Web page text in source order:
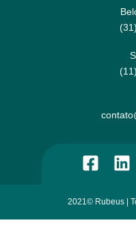
2021© Rubeus |